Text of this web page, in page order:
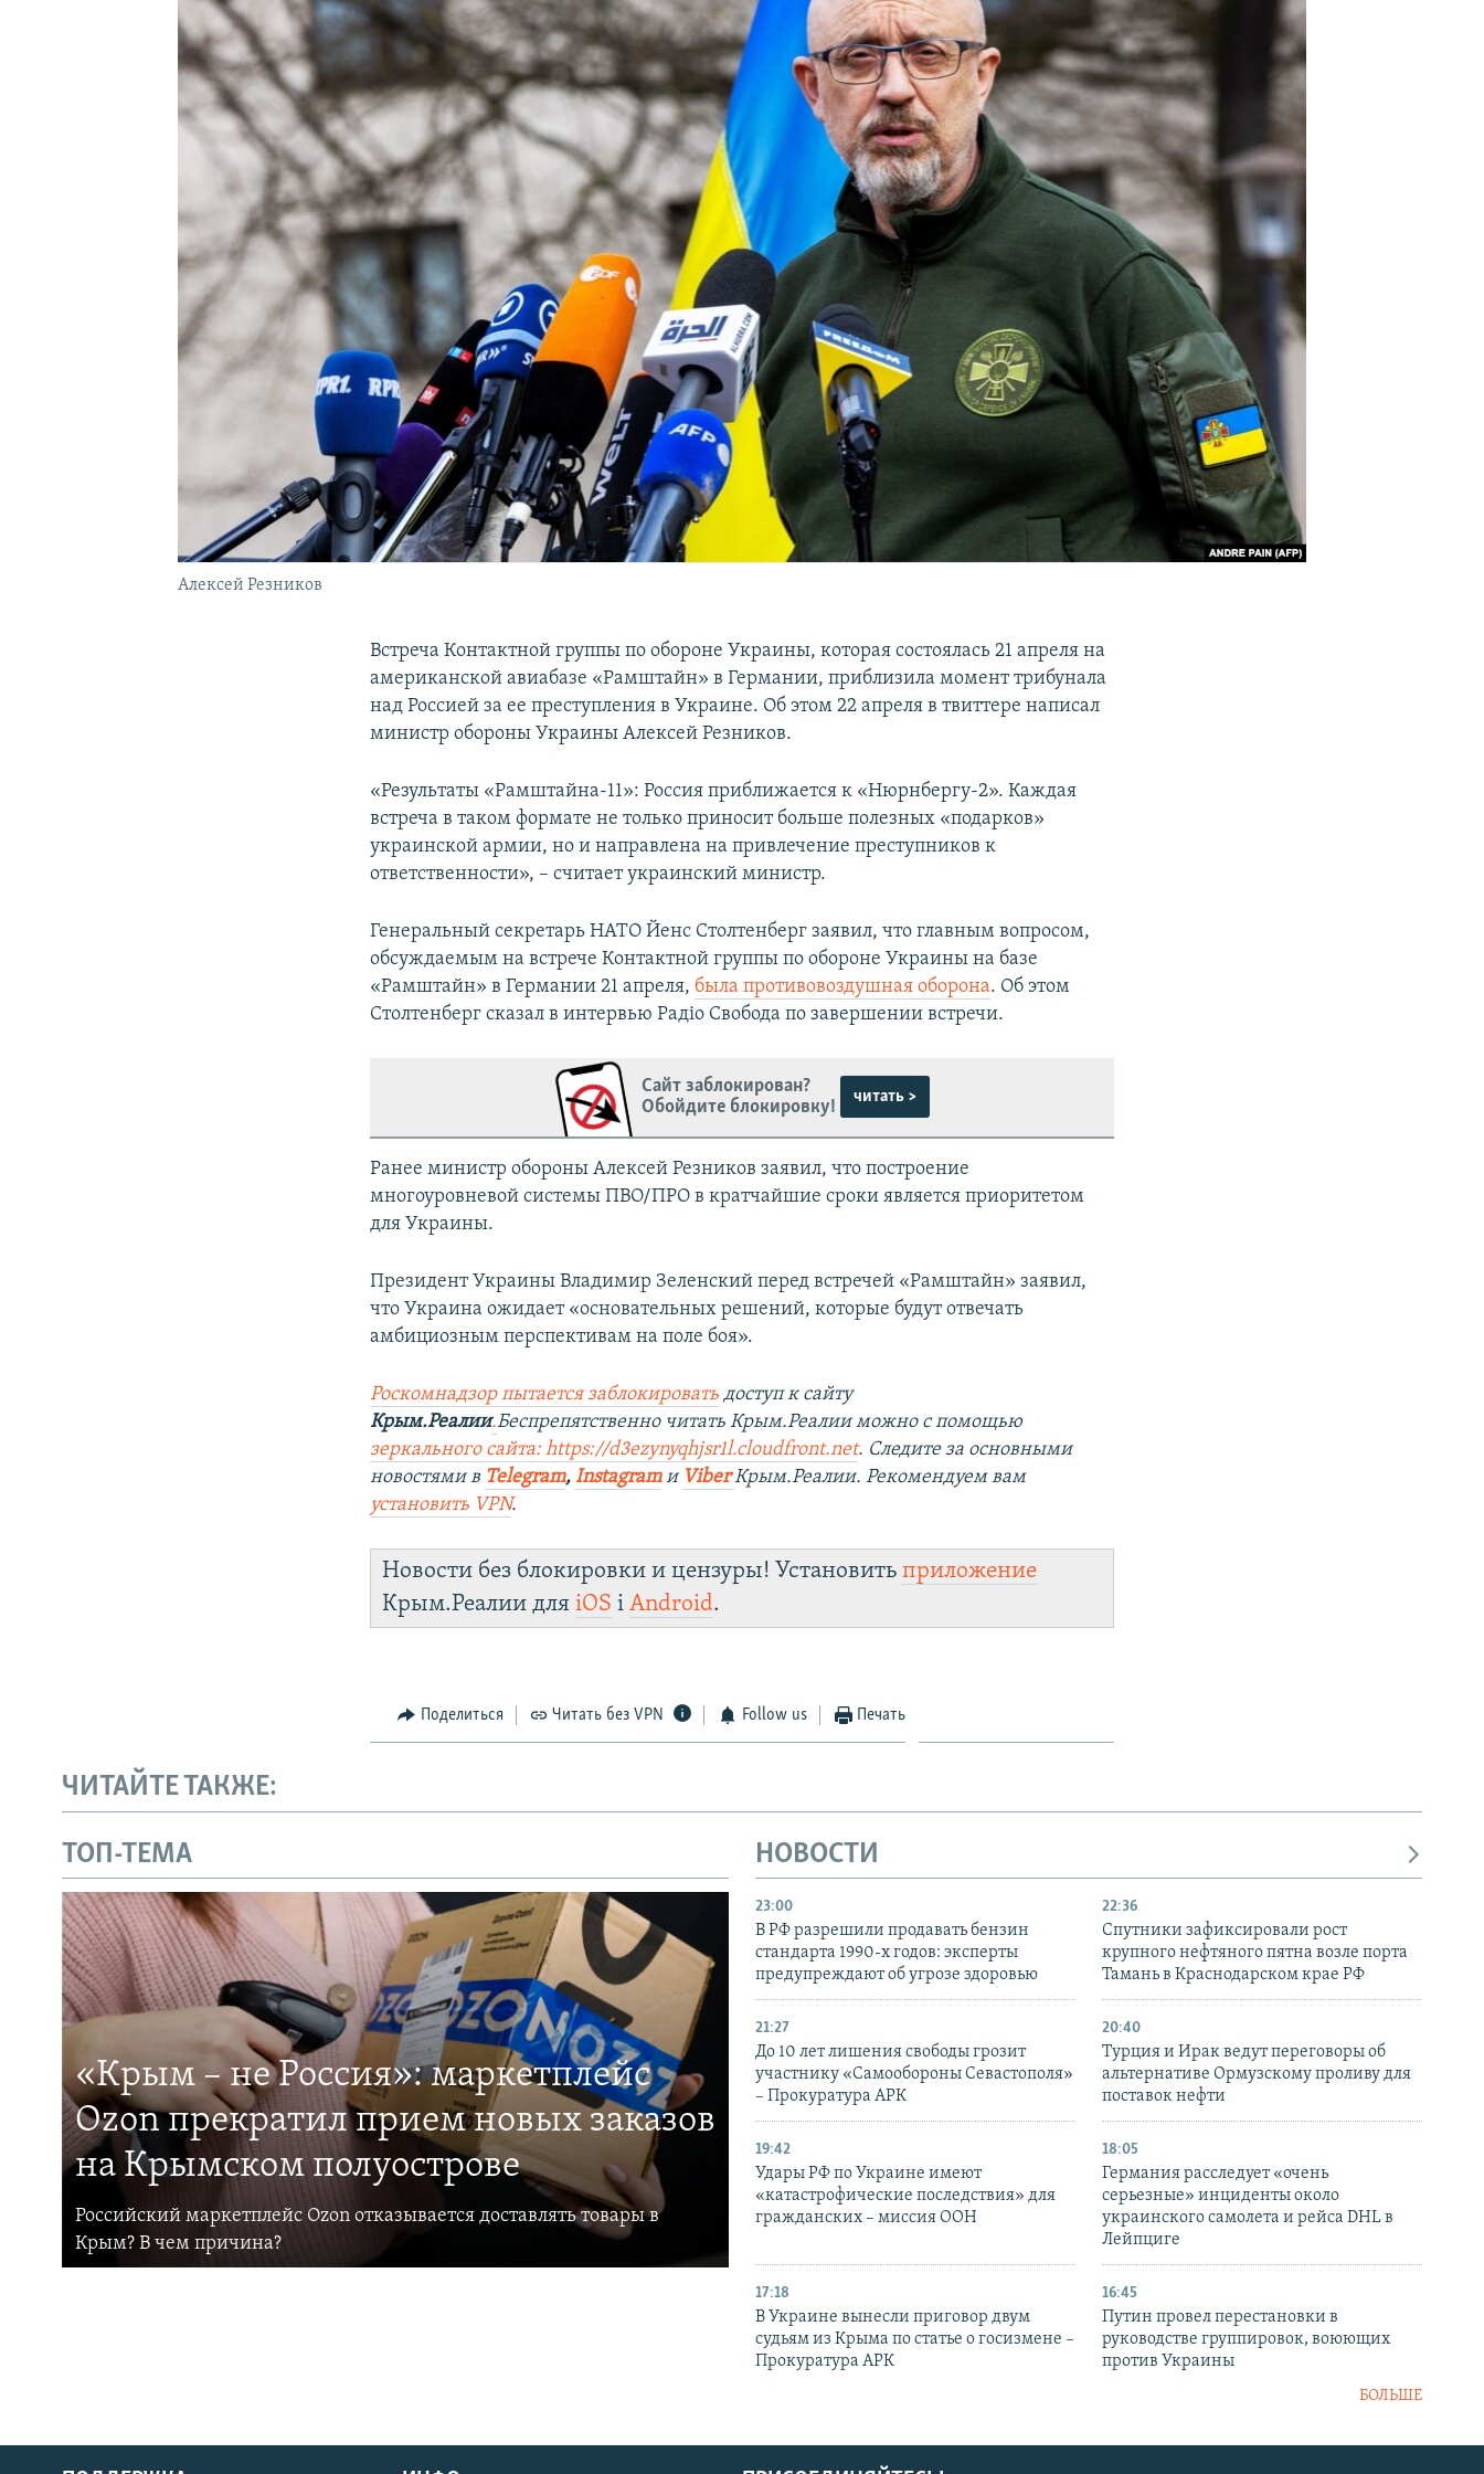
КРЫМ.НЕПОКОРЕННЫЙ
УКРАИНСКАЯ ПРОБЛЕМА КРЫМА
Алексей Резников
Встреча Контактной группы по обороне Украины, которая состоялась 21 апреля на
американской авиабазе «Рамштайн» в Германии, приблизила момент трибунала
над Россией за ее преступления в Украине. Об этом 22 апреля в твиттере написал
министр обороны Украины Алексей Резников.
«Результаты «Рамштайна-11»: Россия приближается к «Нюрнбергу-2». Каждая
встреча в таком формате не только приносит больше полезных «подарков»
украинской армии, но и направлена на привлечение преступников к
ответственности», – считает украинский министр.
Генеральный секретарь НАТО Йенс Столтенберг заявил, что главным вопросом,
обсуждаемым на встрече Контактной группы по обороне Украины на базе
«Рамштайн» в Германии 21 апреля, была противовоздушная оборона. Об этом
Столтенберг сказал в интервью Радіо Свобода по завершении встречи.
Сайт заблокирован?
Обойдите блокировку!
читать >
Ранее министр обороны Алексей Резников заявил, что построение
многоуровневой системы ПВО/ПРО в кратчайшие сроки является приоритетом
для Украины.
Президент Украины Владимир Зеленский перед встречей «Рамштайн» заявил,
что Украина ожидает «основательных решений, которые будут отвечать
амбициозным перспективам на поле боя».
Роскомнадзор пытается заблокировать доступ к сайту
Крым.Реалии.Беспрепятственно читать Крым.Реалии можно с помощью
зеркального сайта: https://d3ezynyqhjsr1l.cloudfront.net. Следите за основными
новостями в Telegram,Instagramи Viber Крым.Реалии. Рекомендуем вам
установить VPN.
Новости без блокировки и цензуры! Установитьприложение
Крым.Реалии дляiOS іAndroid.
Поделиться Читать без VPN Follow us Печать
ЧИТАЙТЕ ТАКЖЕ:
ТОП-ТЕМА
«Крым – не Россия»: маркетплейс
Ozon прекратил прием новых заказов
на Крымском полуострове
Российский маркетплейс Ozon отказывается доставлять товары в
Крым? В чем причина?
НОВОСТИ
23:00
В РФ разрешили продавать бензин
стандарта 1990-х годов: эксперты
предупреждают об угрозе здоровью
22:36
Спутники зафиксировали рост
крупного нефтяного пятна возле порта
Тамань в Краснодарском крае РФ
21:27
До 10 лет лишения свободы грозит
участнику «Самообороны Севастополя»
– Прокуратура АРК
20:40
Турция и Ирак ведут переговоры об
альтернативе Ормузскому проливу для
поставок нефти
19:42
Удары РФ по Украине имеют
«катастрофические последствия» для
гражданских – миссия ООН
18:05
Германия расследует «очень
серьезные» инциденты около
украинского самолета и рейса DHL в
Лейпциге
17:18
В Украине вынесли приговор двум
судьям из Крыма по статье о госизмене –
Прокуратура АРК
16:45
Путин провел перестановки в
руководстве группировок, воюющих
против Украины
БОЛЬШЕ